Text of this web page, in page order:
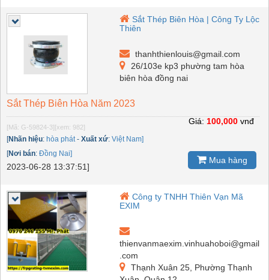
Sắt Thép Biên Hòa | Công Ty Lộc
Thiên
thanhthienlouis@gmail.com
26/103e kp3 phường tam hòa
biên hòa đồng nai
Sắt Thép Biên Hòa Năm 2023
[Mã: G-59824-3] [xem: 982]
[Nhãn hiệu: hòa phát- Xuất xứ: Việt Nam]
[Nơi bán: Đồng Nai]
2023-06-28 13:37:51]
Giá: 100,000 vnđ
Mua hàng
Công ty TNHH Thiên Vạn Mã
EXIM
thienvanmaexim.vinhuahoboi@gmail
.com
Thạnh Xuân 25, Phường Thạnh